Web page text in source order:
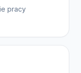
pracy